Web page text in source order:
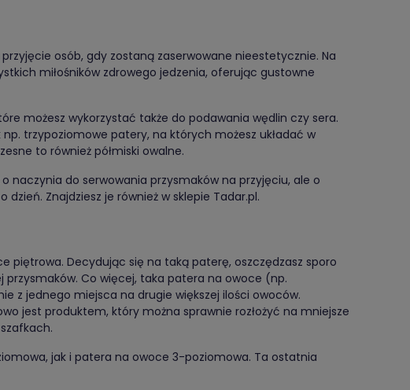
osób, gdy zostaną zaserwowane nieestetycznie. Na
miłośników zdrowego jedzenia, oferując gustowne
możesz wykorzystać także do podawania wędlin czy sera.
trzypoziomowe patery, na których możesz układać w
to również półmiski owalne.
naczynia do serwowania przysmaków na przyjęciu, ale o
Znajdziesz je również w sklepie Tadar.pl.
piętrowa. Decydując się na taką paterę, oszczędzasz sporo
Co więcej, taka patera na owoce (np.
z jednego miejsca na drugie większej ilości owoców.
jest produktem, który można sprawnie rozłożyć na mniejsze
jak i patera na owoce 3-poziomowa. Ta ostatnia